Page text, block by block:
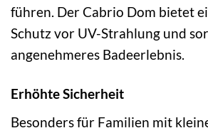
führen. Der Cabrio Dom bietet
Schutz vor UV-Strahlung und
angenehmeres Badeerlebnis.
Erhöhte Sicherheit
Besonders für Familien mit